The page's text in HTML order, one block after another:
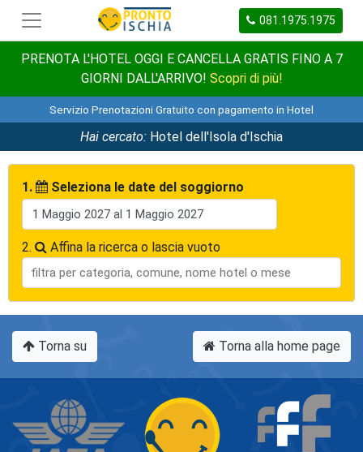
081.1975.1975
PRENOTA L'HOTEL OGGI E CANCELLA GRATIS FINO A 7
GIORNI DALL'ARRIVO! Scopri di più!
Servizio Prenotazioni Gratuito con pagamento in Hotel
Hai cercato: Hotel dell'Isola d'Ischia
1. Seleziona le date del soggiorno
2. Affina la ricerca o lascia vuoto
Torna su Torna alla home page